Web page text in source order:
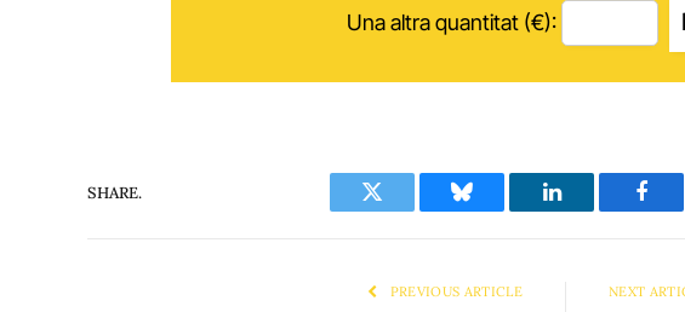
Una altra quantitat (€):
SHARE.
Twitter Bluesky LinkedIn
PREVIOUS ARTICLE NEXT